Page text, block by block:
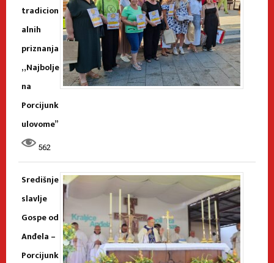
tradicion
alnih
priznanja
„Najbolje
na
Porcijunk
ulovome”
562
Središnje
slavlje
Gospe od
Anđela –
Porcijunk